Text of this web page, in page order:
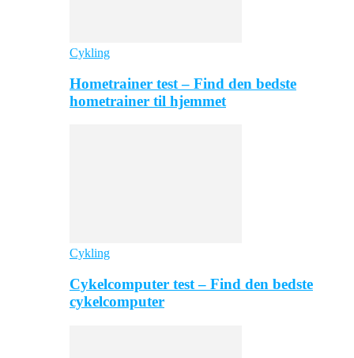
Cykling
Hometrainer test – Find den bedste
hometrainer til hjemmet
Cykling
Cykelcomputer test – Find den bedste
cykelcomputer